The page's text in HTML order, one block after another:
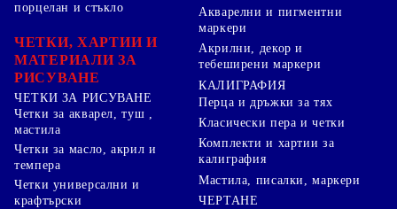
порцелан и стъкло
ЧЕТКИ, ХАРТИИ И
МАТЕРИАЛИ ЗА
РИСУВАНЕ
ЧЕТКИ ЗА РИСУВАНЕ
Четки за акварел, туш ,
мастила
Четки за масло, акрил и
темпера
Четки универсални и
крафтърски
Акварелни и пигментни
маркери
Акрилни, декор и
тебеширени маркери
КАЛИГРАФИЯ
Перца и дръжки за тях
Класически пера и четки
Комплекти и хартии за
калиграфия
Мастила, писалки, маркери
ЧЕРТАНЕ